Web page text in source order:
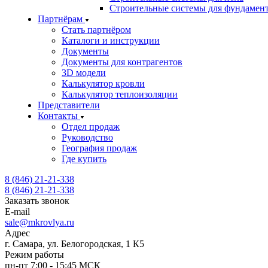
Строительные системы для
Партнёрам
Стать партнёром
Каталоги и инструкции
Документы
Документы для контрагентов
3D модели
Калькулятор кровли
Калькулятор теплоизоляции
Представители
Контакты
Отдел продаж
Руководство
География продаж
Где купить
8 (846) 21-21-338
8 (846) 21-21-338
Заказать звонок
E-mail
sale@mkrovlya.ru
Адрес
г. Самара, ул. Белогородская, 1 К5
Режим работы
пн-пт 7:00 - 15:45 МСК